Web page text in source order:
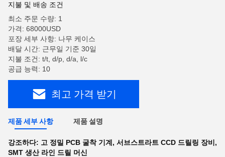
지불 및 배송 조건
최소 주문 수량: 1
가격: 68000USD
포장 세부 사항: 나무 케이스
배달 시간: 근무일 기준 30일
지불 조건: t/t, d/p, d/a, l/c
공급 능력: 10
최고 가격 받기
제품 세부 사항 제품 설명
강조하다: 고 정밀 PCB 굴착 기계 , 서브스트라트 CCD 드릴링 장비 ,
SMT 생산 라인 드릴 머신